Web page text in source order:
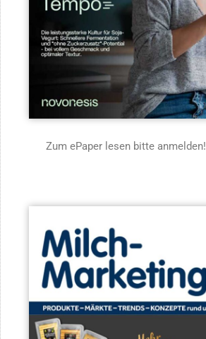
Zum ePaper lesen bitte anmelden!